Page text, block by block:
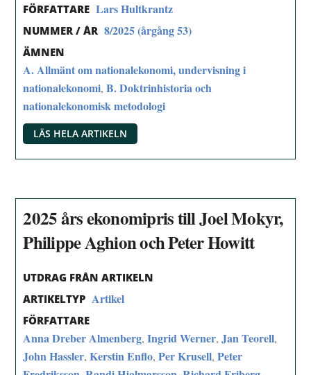
FÖRFATTARE Lars Hultkrantz
NUMMER / ÅR 8/2025 (årgång 53)
ÄMNEN
A. Allmänt om nationalekonomi, undervisning i
nationalekonomi,B. Doktrinhistoria och
nationalekonomisk metodologi
LÄS HELA ARTIKELN
2025 års ekonomipris till Joel Mokyr,
Philippe Aghion och Peter Howitt
UTDRAG FRÅN ARTIKELN
ARTIKELTYP Artikel
FÖRFATTARE
Anna Dreber Almenberg,Ingrid Werner,Jan Teorell,
John Hassler,Kerstin Enflo,Per Krusell,Peter